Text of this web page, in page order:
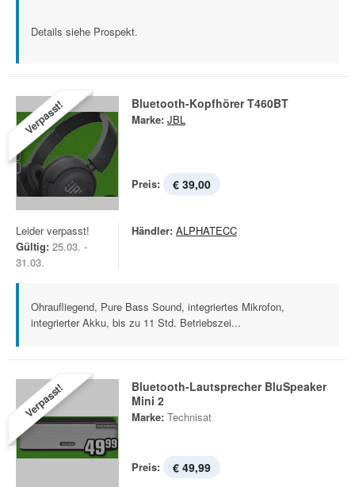
Details siehe Prospekt.
Verpasst! Bluetooth-Kopfhörer T460BT
Marke: JBL
Preis: € 39,00
Leider verpasst!
Gültig: 25.03. -
31.03.
Händler: ALPHATECC
Ohraufliegend, Pure Bass Sound, integriertes Mikrofon,
integrierter Akku, bis zu 11 Std. Betriebszei...
Verpasst!
Bluetooth-Lautsprecher BluSpeaker
Mini 2
Marke: Technisat
Preis: € 49,99